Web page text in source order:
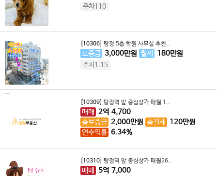
주차110
[10306] 탕정 5층 학원 사무실 추천..
보증금 3,000만원 월세 180만원
주차1.15
[10309] 탕정역 앞 중심상가 매월 1..
매매 2억 4,700
총보증금 2,000만원 총월세 120만원
연수익률 6.34%
[10310] 탕정역 앞 중심상가 매월26..
매매 5억 7,000